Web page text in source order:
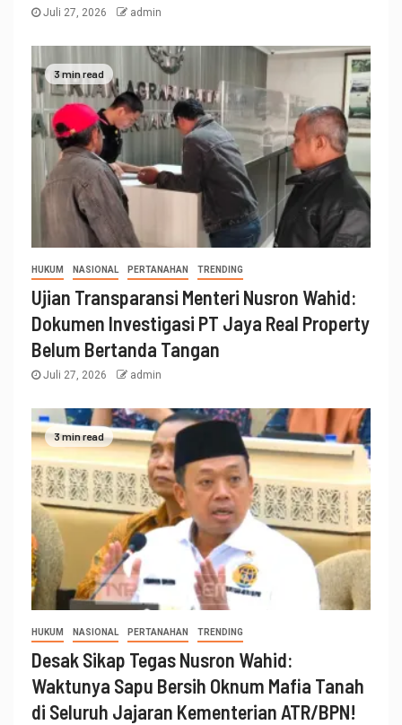
Juli 27, 2026 admin
3 min read
HUKUM NASIONAL PERTANAHAN TRENDING
Ujian Transparansi Menteri Nusron Wahid:
Dokumen Investigasi PT Jaya Real Property
Belum Bertanda Tangan
Juli 27, 2026 admin
3 min read
HUKUM NASIONAL PERTANAHAN TRENDING
Desak Sikap Tegas Nusron Wahid:
Waktunya Sapu Bersih Oknum Mafia Tanah
di Seluruh Jajaran Kementerian ATR/BPN!